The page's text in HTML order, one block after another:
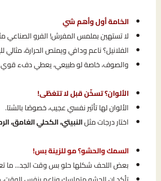
الخامة أول وأهم شي
لا تستهين بملمس المفرش! الفرو
الفلانيل؟ ناعم ودافي ويمتص الحرارة، مثالي
والصوف، خاصة لو طبيعي، يعطي دفء قوي
الألوان؟ تسخّن قبل لا تتغطّى!
الألوان لها تأثير نفسي عجيب، خصوصًا بالشتا.
اختار درجات مثلالنبيتي، الكحلي الغامق،
السمك والحشو؟ مو للزينة بس!
بعض اللحف شكلها حلو بس وقت الجد... ما